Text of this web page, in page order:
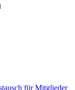
für Mitglieder